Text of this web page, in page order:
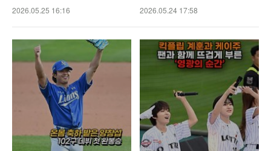
2026.05.25 16:16 2026.05.24 17:58